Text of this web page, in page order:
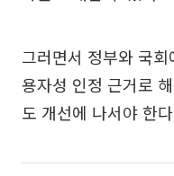
그러면서 정부와 국
용자성 인정 근거로
도 개선에 나서야 한